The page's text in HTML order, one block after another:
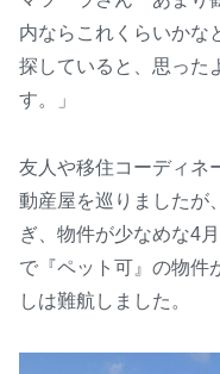
内ならこれくらいかな
探していると、思った
す。」
友人や移住コーディネ
動産屋を巡りましたが
ぎ、物件が少なめな4
で『ペット可』の物件
しは難航しました。